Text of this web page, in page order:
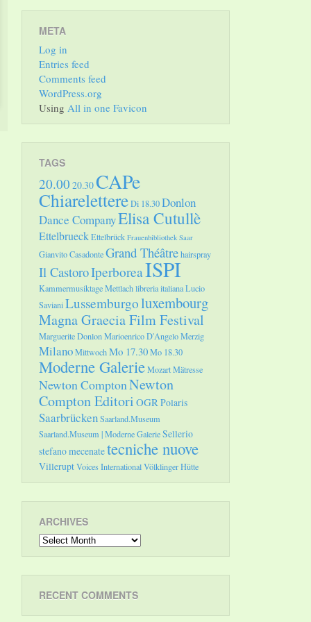
META
Log in
Entries feed
Comments feed
WordPress.org
Using All in one Favicon
TAGS
20.00 20.30CAPe
ChiarelettereDi 18.30Donlon
Dance CompanyElisa Cutullè
EttelbrueckEttelbrück Frauenbibliothek Saar
Gianvito CasadonteGrand Théâtrehairspray
Il CastoroIperboreaISPI
Kammermusiktage Mettlachlibreria italianaLucio
SavianiLussemburgoluxembourg
Magna Graecia Film Festival
Marguerite DonlonMarioenrico D'AngeloMerzig
MilanoMittwochMo 17.30Mo 18.30
Moderne GalerieMozartMätresse
Newton ComptonNewton
Compton Editori OGRPolaris
SaarbrückenSaarland.Museum
Saarland.Museum | Moderne GalerieSellerio
stefano mecenatetecniche nuove
VilleruptVoices InternationalVölklinger Hütte
ARCHIVES
Archives
RECENT COMMENTS